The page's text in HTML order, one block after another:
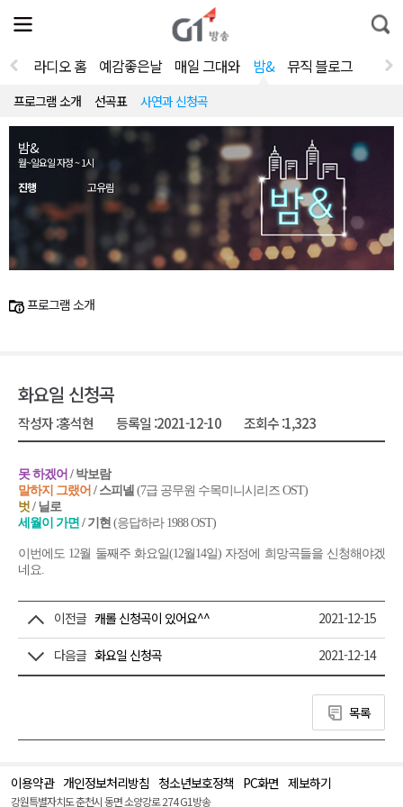
전
체
뉴
열
통
합
라디오 홈 예감좋은날 매일 그대와 밤& 뮤직 블로그
프로그램 소개 선곡표 사연과 신청곡
밤&
월~일요일 자정 ~ 1시
진행 고유림
프로그램 소개
화요일 신청곡
작성자 :홍석현 등록일 :2021-12-10 조회수 :1,323
못 하겠어 / 박보람
말하지 그랬어 / 스피넬 (7급 공무원 수목미니시리즈 OST)
벗 / 닐로
세월이 가면 / 기현 (응답하라 1988 OST)
이번에도 12월 둘째주 화요일(12월14일) 자정에 희망곡들을 신청해야겠
네요.
이전글 캐롤 신청곡이 있어요^^ 2021-12-15
다음글 화요일 신청곡 2021-12-14
목록
이용약관 개인정보처리방침 청소년보호정책 PC화면 제보하기
강원특별자치도 춘천시 동면 소양강로 274 G1방송